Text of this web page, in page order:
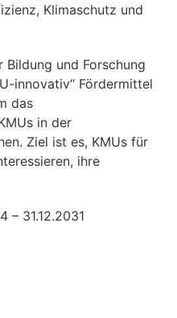
Klimaschutz und
Bildung und Forschung
innovativ“ Fördermittel
das
in der
Ziel ist es, KMUs für
ihre
– 31.12.2031